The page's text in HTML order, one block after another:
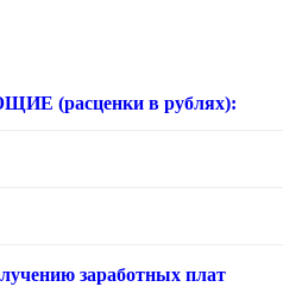
в рублях):
заработных плат